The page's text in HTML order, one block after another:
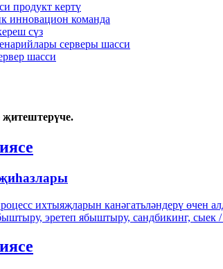
продукт кертү
инновацион команда
сүз
серверы шасси
шасси
җитештерүче.
ихтыяҗларын канәгатьләндерү
эретеп ябыштыру, сандбикинг, сыек